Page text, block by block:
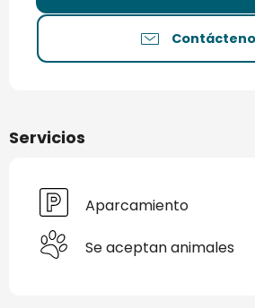
Servicios
Aparcamiento
Se aceptan animales